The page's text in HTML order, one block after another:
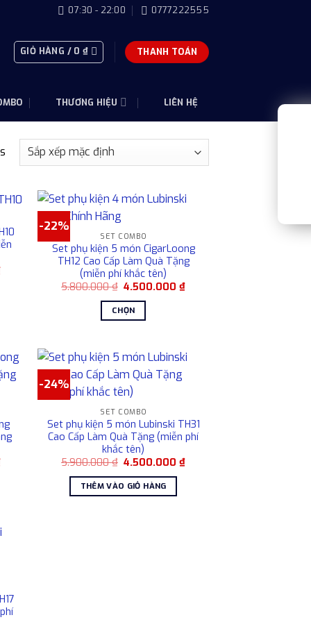
07:30 - 22:00 0777222555
GIỎ HÀNG / 0₫ THANH TOÁN
THƯƠNG HIỆU LIÊN HỆ
Giá
-22%
SET COMBO
Set phụ kiện 5 món CigarLoong
TH12 Cao Cấp Làm Quà Tặng
(miễn phí khắc tên)
5.800.000₫ Giá
là:
5.800.000 ₫.
4.500.000₫Giá
CHỌN
này
có
nhiều
biến
thể.
Các
tùy
có
Giá
-24%
SET COMBO
Set phụ kiện 5 món Lubinski TH31
Cao Cấp Làm Quà Tặng (miễn phí
khắc tên)
5.900.000₫ Giá
là:
5.900.000 ₫.
4.500.000₫Giá
THÊM VÀO GIỎ HÀNG